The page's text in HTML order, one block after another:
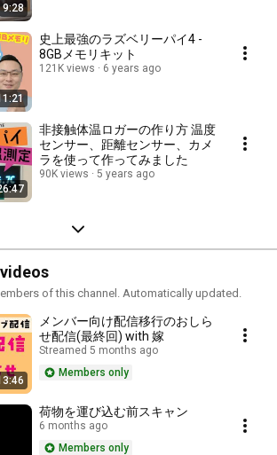
9:28
史上最強のラズベリーパイ4 -
8GBメモリキット
121K views 6 years ago
非接触体温ロガーの作り方 温度
センサー、距離センサー、カメ
ラを使って作ってみました
90K views 5 years ago
of this channel. Automatically updated.
メンバー向け配信移行のおしら
せ配信(最終回) with 嫁
Streamed 5 months ago
Members only
荷物を運び込む前スキャン
6 months ago
Members only